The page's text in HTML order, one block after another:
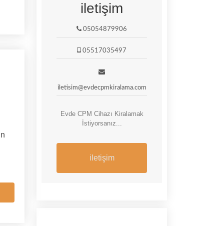
iletişim
05054879906
05517035497
iletisim@evdecpmkiralama.com
Evde CPM Cihazı Kiralamak
İstiyorsanız...
iletişim